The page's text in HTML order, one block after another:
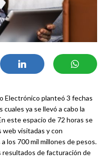
Electrónico planteó 3 fechas
cuales ya se llevó a cabo la
este espacio de 72 horas se
web visitadas y con
los 700 mil millones de pesos.
resultados de facturación de